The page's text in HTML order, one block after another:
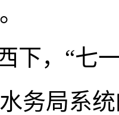
。
下， “七
务局系